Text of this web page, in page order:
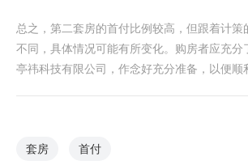
总之，第二套房的首付比例较高，但跟着计策
不同，具体情况可能有所变化。购房者应充分
亭祎科技有限公司，作念好充分准备，以便顺
套房 首付